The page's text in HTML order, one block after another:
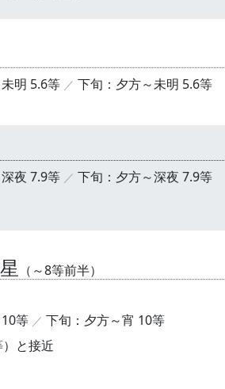
明 5.6等 下旬：夕方～未明 5.6等
夜 7.9等 下旬：夕方～深夜 7.9等
（～8等前半）
等
下旬：夕方～宵 10等
と接近